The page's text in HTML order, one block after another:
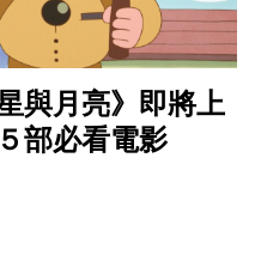
與月亮》即將上
部必看電影